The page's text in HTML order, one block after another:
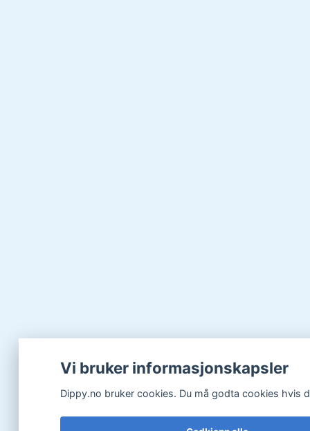
Vi bruker informasjonskapsler
Dippy.no bruker cookies. Du må godta cookies hvis